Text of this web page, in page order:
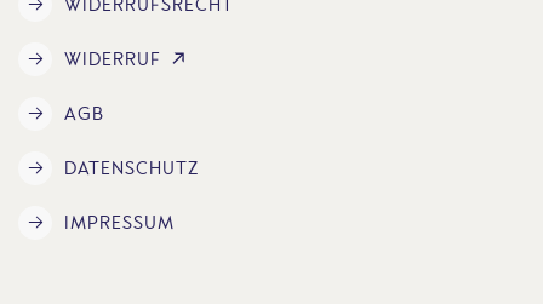
WIDERRUF
AGB
DATENSCHUTZ
IMPRESSUM